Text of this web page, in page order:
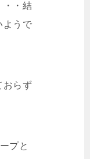
・・結
ようで
おらず
プと